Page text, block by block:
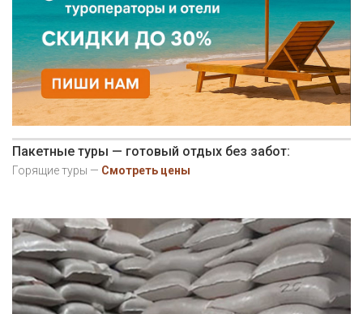
Пакетные туры — готовый отдых без забот:
Горящие туры — Смотреть цены